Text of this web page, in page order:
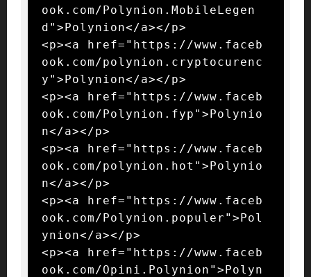
ook.com/Polynion.MobileLegen
d">Polynion</a></p>
<p><a href="https://www.faceb
ook.com/polynion.cryptocurenc
y">Polynion</a></p>
<p><a href="https://www.faceb
ook.com/Polynion.fyp">Polynio
n</a></p>
<p><a href="https://www.faceb
ook.com/polynion.hot">Polynio
n</a></p>
<p><a href="https://www.faceb
ook.com/Polynion.populer">Pol
ynion</a></p>
<p><a href="https://www.faceb
ook.com/Opini.Polynion">Polyn